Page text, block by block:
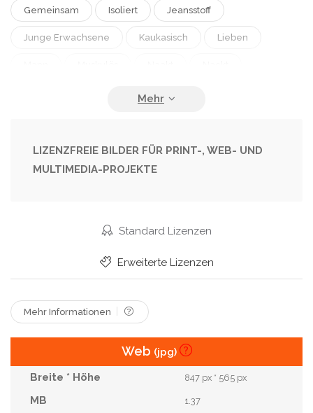
Gemeinsam Isoliert Jeansstoff
Junge Erwachsene Kaukasisch Lieben
Zwei Menschen
LIZENZFREIE BILDER FÜR PRINT-, WEB- UND
MULTIMEDIA-PROJEKTE
Standard Lizenzen
Erweiterte Lizenzen
Mehr Informationen
Web (jpg)
847 px * 565 px
1.37